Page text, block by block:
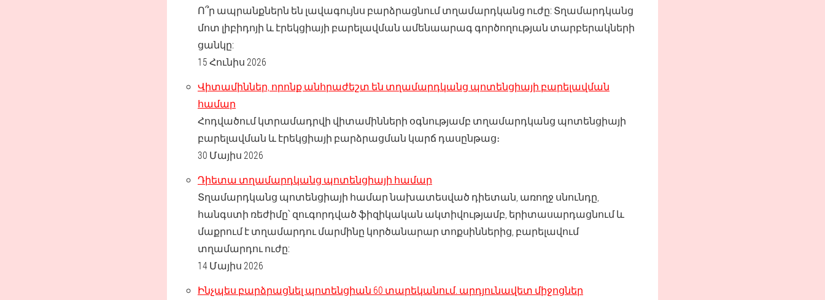
Ո՞ր ապրանքներն են լավագույնս բարձրացնում տղամարդկանց ուժը: Տղամարդկանց
մոտ լիբիդոյի և էրեկցիայի բարելավման ամենաարագ գործողության տարբերակների
ցանկը:
15 Հունիս 2026
Վիտամիններ, որոնք անհրաժեշտ են տղամարդկանց պոտենցիայի բարելավման
համար
Հոդվածում կտրամադրվի վիտամինների օգնությամբ տղամարդկանց պոտենցիայի
բարելավման և էրեկցիայի բարձրացման կարճ դասընթաց։
30 Մայիս 2026
Դիետա տղամարդկանց պոտենցիայի համար
Տղամարդկանց պոտենցիայի համար նախատեսված դիետան, առողջ սնունդը,
հանգստի ռեժիմը՝ զուգորդված ֆիզիկական ակտիվությամբ, երիտասարդացնում և
մաքրում է տղամարդու մարմինը կործանարար տոքսիններից, բարելավում
տղամարդու ուժը:
14 Մայիս 2026
Ինչպես բարձրացնել պոտենցիան 60 տարեկանում. արդյունավետ միջոցներ